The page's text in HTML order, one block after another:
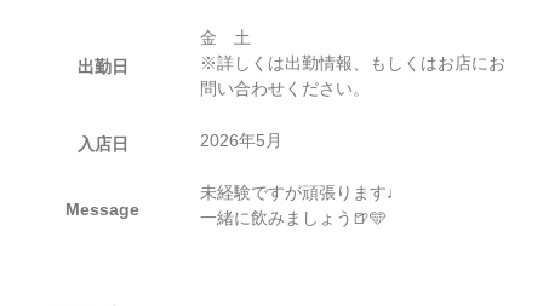
出勤日
金 土
※詳しくは出勤情報、もしくはお店にお
問い合わせください。
入店日 2026年5月
Message
未経験ですが頑張ります♩
一緒に飲みましょう🍺🩵